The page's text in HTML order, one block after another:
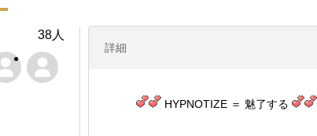
詳細
HYPNOTIZE ＝ 魅了する
38人